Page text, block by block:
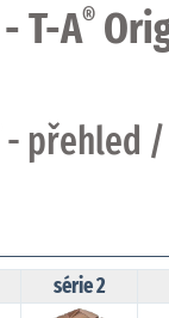
T-A®
- přehled
série 2